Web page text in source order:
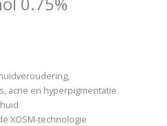
acne en hyperpigmentatie
XOSM-technologie